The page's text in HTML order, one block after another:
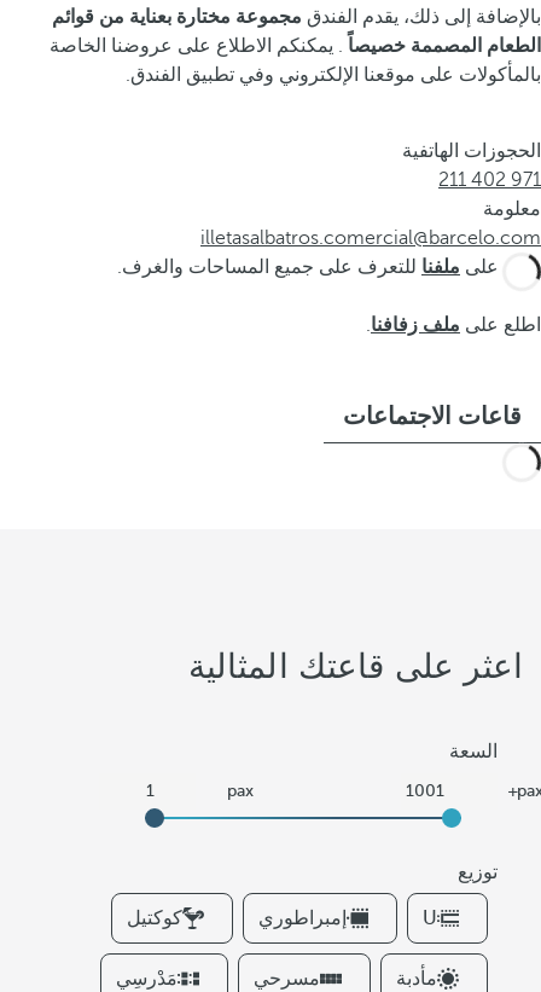
بالإضافة إلى ذلك، يقدم الفندق مجموعة مختارة بعناية من قوائم
الطعام المصممة خصيصاً . يمكنكم الاطلاع على عروضنا الخاصة
بالمأكولات على موقعنا الإلكتروني وفي تطبيق الفندق.
الحجوزات الهاتفية
971 402 211
معلومة
illetasalbatros.comercial@barcelo.com
اطلع على ملفنا للتعرف على جميع المساحات والغرف.
اطلع على ملف زفافنا.
قاعات الاجتماعات
اعثر على قاعتك المثالية
السعة
توزيع
U إمبراطوري كوكتيل
مأدبة مسرحي مَدْرسِي